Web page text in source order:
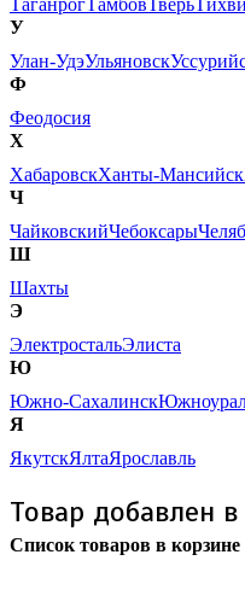
ТаганрогТамбовТверь
У
Улан-УдэУльяновск
Ф
Феодосия
Х
ХабаровскХанты-Мансийск
Ч
ЧайковскийЧебоксары
Ш
Шахты
Э
ЭлектростальЭлиста
Ю
Южно-Сахалинск
Я
ЯкутскЯлтаЯрославль
Товар добавлен
Список товаров в корзине